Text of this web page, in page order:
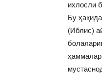
ихлосли
Бу
(Иблис)